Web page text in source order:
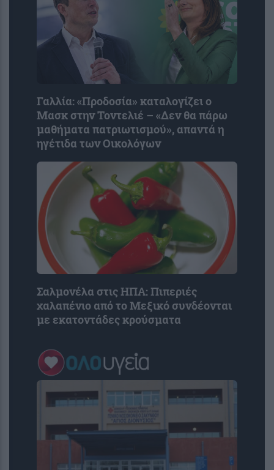
Γαλλία: «Προδοσία» καταλογίζει ο
Μασκ στην Τοντελιέ – «Δεν θα πάρω
μαθήματα πατριωτισμού», απαντά η
ηγέτιδα των Οικολόγων
Σαλμονέλα στις ΗΠΑ: Πιπεριές
χαλαπένιο από το Μεξικό συνδέονται
με εκατοντάδες κρούσματα